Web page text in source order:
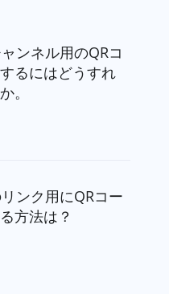
ンネル用のQRコ
るにはどうすれ
。
ンク用にQRコー
方法は？